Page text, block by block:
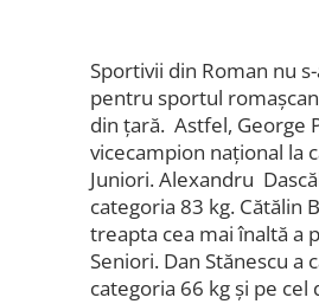
Sportivii din Roman nu
pentru sportul
din ţară. Astfel, George
vicecampion naţional la
Juniori. Alexandru
categoria 83 kg. Cătălin
treapta cea mai înaltă a
Seniori. Dan Stănescu
categoria 66 kg şi pe cel